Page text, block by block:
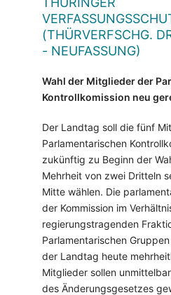
(THÜRVERFSCHG.
- NEUFASSUNG)
Wahl der Mitglieder der
Kontrollkomission neu
Der Landtag soll die fünf
Parlamentarischen
zukünftig zu Beginn der
Mehrheit von zwei Dritteln
Mitte wählen. Die
der Kommission im
regierungstragenden
Parlamentarischen
der Landtag heute
Mitglieder sollen
des Änderungsgesetzes